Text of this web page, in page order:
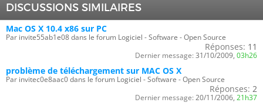
DISCUSSIONS SIMILAIRES
Mac OS X 10.4 x86 sur PC
Par invite55ab1e08 dans le forum Logiciel - Software - Open Source
Réponses: 11
Dernier message: 31/10/2009, 03h26
problème de téléchargement sur MAC OS X
Par invitec0e8aac0 dans le forum Logiciel - Software - Open Source
Réponses: 2
Dernier message: 20/11/2006, 21h37